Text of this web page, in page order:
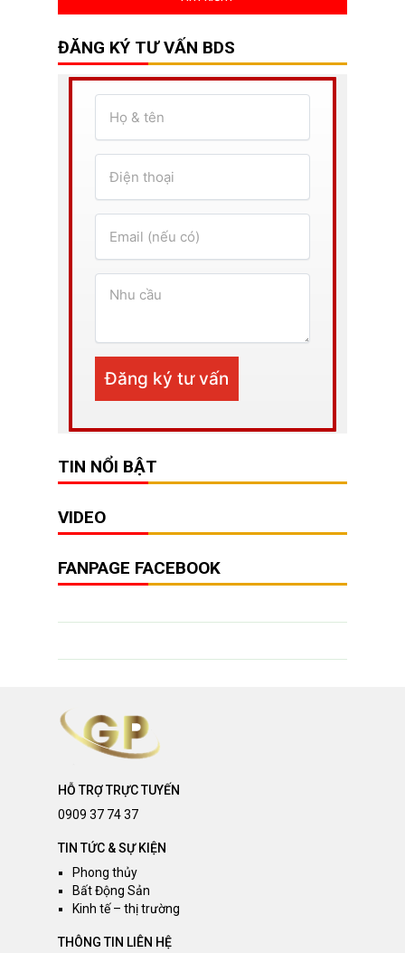
ĐĂNG KÝ TƯ VẤN BDS
TIN NỔI BẬT
VIDEO
FANPAGE FACEBOOK
HỖ TRỢ TRỰC TUYẾN
0909 37 74 37
TIN TỨC & SỰ KIỆN
Phong thủy
Bất Động Sản
Kinh tế – thị trường
THÔNG TIN LIÊN HỆ